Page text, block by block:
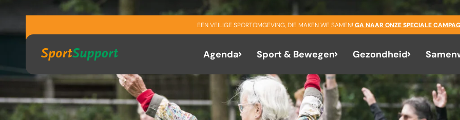
EEN VEILIGE SPORTOMGEVING, DIE MAKEN WE SAMEN! GA NAAR ONZE SPECIALE
Agenda Sport & Bewegen Gezondheid